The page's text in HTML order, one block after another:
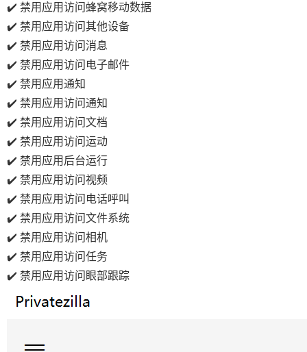
✔️ 禁用应用访问蜂窝移动数据
✔️ 禁用应用访问其他设备
✔️ 禁用应用访问消息
✔️ 禁用应用访问电子邮件
✔️ 禁用应用通知
✔️ 禁用应用访问通知
✔️ 禁用应用访问文档
✔️ 禁用应用访问运动
✔️ 禁用应用后台运行
✔️ 禁用应用访问视频
✔️ 禁用应用访问电话呼叫
✔️ 禁用应用访问文件系统
✔️ 禁用应用访问相机
✔️ 禁用应用访问任务
✔️ 禁用应用访问眼部跟踪